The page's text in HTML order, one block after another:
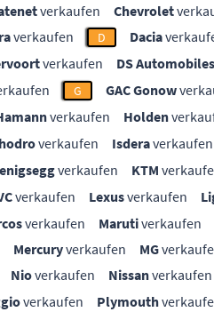
verkaufen Chevrolet
verkaufen D Dacia
verkaufen DS Automobiles
G GAC Gonow
verkaufen Holden
verkaufen Isderaverkaufen
verkaufen KTM
verkaufen Lexusverkaufen
verkaufen Marutiverkaufen
Mercuryverkaufen MG
Nioverkaufen Nissanverkaufen
verkaufen Plymouth